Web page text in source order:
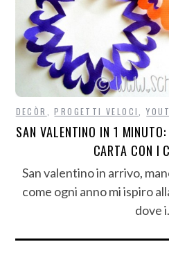
DECÒR ,PROGETTI VELOCI ,
SAN VALENTINO IN 1
CARTA CON I
San valentino in arrivo,
come ogni anno mi ispiro
dove